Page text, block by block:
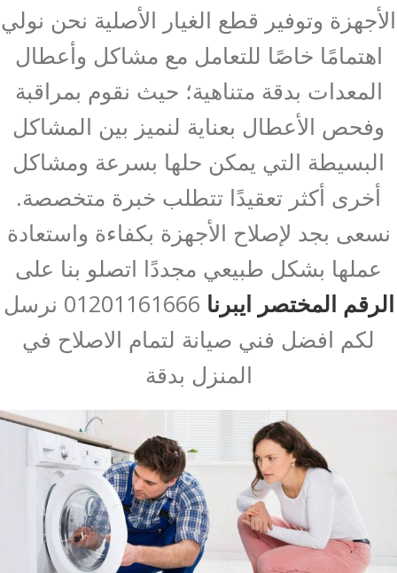
الأجهزة وتوفير قطع الغيار الأصلية نحن نولي
اهتمامًا خاصًا للتعامل مع مشاكل وأعطال
المعدات بدقة متناهية؛ حيث نقوم بمراقبة
وفحص الأعطال بعناية لنميز بين المشاكل
البسيطة التي يمكن حلها بسرعة ومشاكل
أخرى أكثر تعقيدًا تتطلب خبرة متخصصة.
نسعى بجد لإصلاح الأجهزة بكفاءة واستعادة
عملها بشكل طبيعي مجددًا اتصلو بنا على
الرقم المختصر ايبرنا
01201161666 نرسل
لكم افضل فني صيانة لتمام الاصلاح في
المنزل بدقة